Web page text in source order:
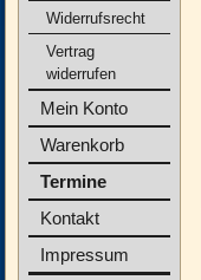
Widerrufsrecht
Vertrag
widerrufen
Mein Konto
Warenkorb
Termine
Kontakt
Impressum